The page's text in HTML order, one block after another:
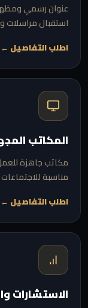
عنوان رسمي ومظهر
استقبال مراسلات
اطلب التفاصيل ←
المكاتب
مكاتب جاهزة
مناسبة
اطلب التفاصيل ←
الاستشارات